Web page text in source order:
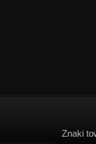
Znaki